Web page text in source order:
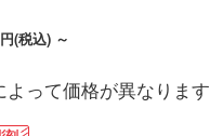
円(税込) ～
って価格が異なります